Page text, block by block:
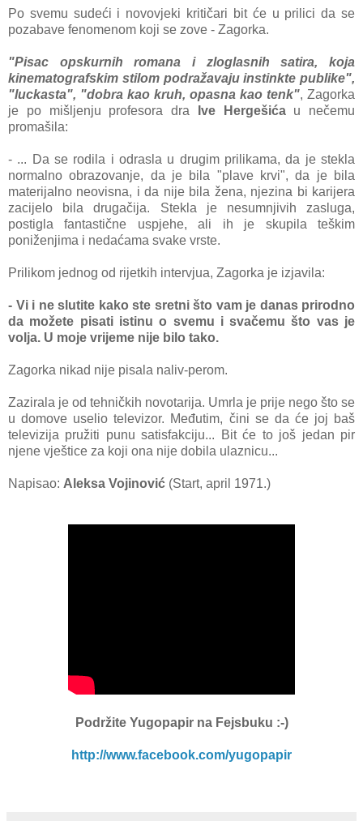
Po svemu sudeći i novovjeki kritičari bit će u prilici da se
pozabave fenomenom koji se zove - Zagorka.
"Pisac opskurnih romana i zloglasnih satira, koja
kinematografskim stilom podražavaju instinkte publike",
"luckasta", "dobra kao kruh, opasna kao tenk", Zagorka
je po mišljenju profesora dra
Ive Hergešićau nečemu
promašila:
- ... Da se rodila i odrasla u drugim prilikama, da je stekla
normalno obrazovanje, da je bila "plave krvi", da je bila
materijalno neovisna, i da nije bila žena, njezina bi karijera
zacijelo bila drugačija. Stekla je nesumnjivih zasluga,
postigla fantastične uspjehe, ali ih je skupila teškim
poniženjima i nedaćama svake vrste.
Prilikom jednog od rijetkih intervjua, Zagorka je izjavila:
- Vi i ne slutite kako ste sretni što vam je danas prirodno
da možete pisati istinu o svemu i svačemu što vas je
volja. U moje vrijeme nije bilo tako.
Zagorka nikad nije pisala naliv-perom.
Zazirala je od tehničkih novotarija. Umrla je prije nego što se
u domove uselio televizor. Međutim, čini se da će joj baš
televizija pružiti punu satisfakciju... Bit će to još jedan pir
njene vještice za koji ona nije dobila ulaznicu...
Napisao: Aleksa Vojinović (Start, april 1971.)
Podržite Yugopapirna Fejsbuku :-)
http://www.facebook.com/yugopapir